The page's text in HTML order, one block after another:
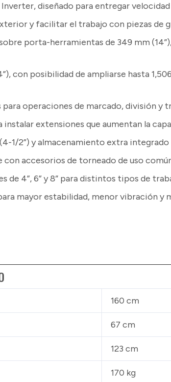
diseñado para entregar
y facilitar el trabajo con piezas de
porta-herramientas de 349 mm
con posibilidad de ampliarse hasta
operaciones de marcado, división y
instalar extensiones que aumentan la
1/2”) y almacenamiento extra
con accesorios de torneado de uso
de 4”, 6” y 8” para distintos tipos de
mayor estabilidad, menor vibración y
160 cm
67 cm
123 cm
170 kg